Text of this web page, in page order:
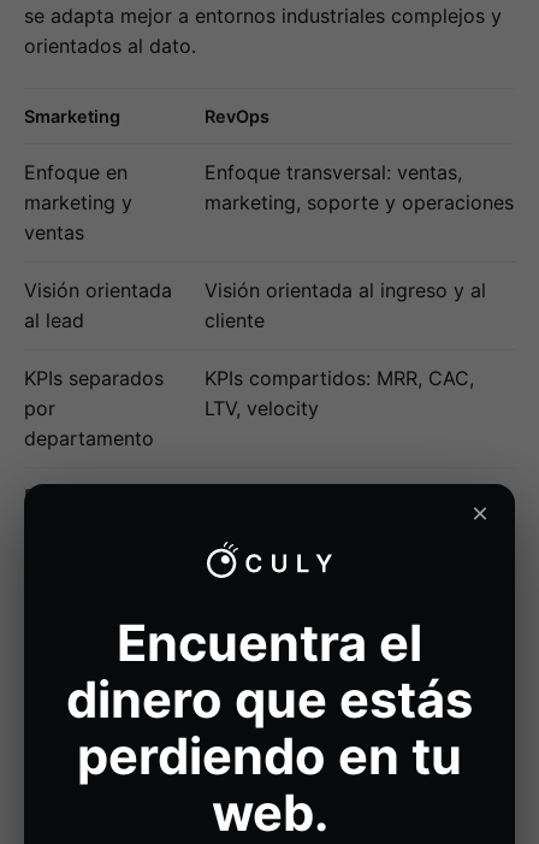
se adapta mejor a entornos industriales complejos y
orientados al dato.
Smarketing RevOps
Enfoque en
marketing y
ventas
Enfoque transversal: ventas,
marketing, soporte y operaciones
Visión orientada
al lead
Visión orientada al ingreso y al
cliente
KPIs separados
por
departamento
KPIs compartidos: MRR, CAC,
LTV, velocity
Procesos
Cómo se aplica
RevOps en
empresas
industriales
×
Encuentra el
dinero que estás
perdiendo en tu
web.